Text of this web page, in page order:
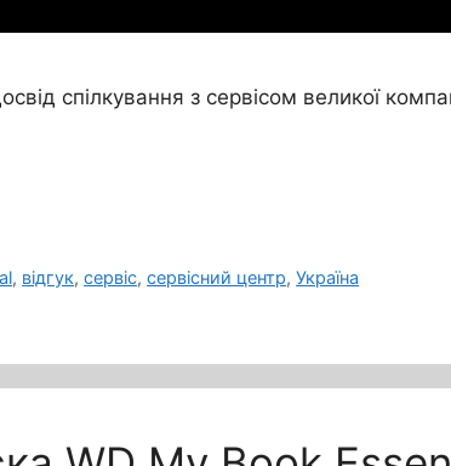
спілкування з сервісом великої
, відгук,сервіс,сервісний центр,Україна